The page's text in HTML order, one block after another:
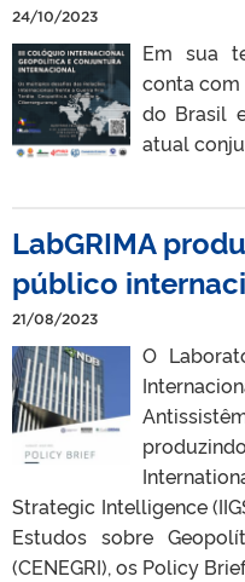
24/10/2023
Em sua
conta
do Brasil
atual
LabGRIMA
público
21/08/2023
O
Strategic Intelligence
Estudos sobre
(CENEGRI), os Policy